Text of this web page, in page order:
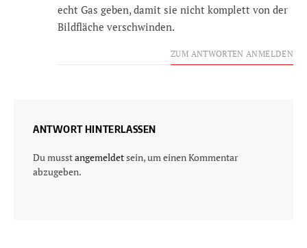
echt Gas geben, damit sie nicht komplett von der
Bildfläche verschwinden.
ZUM ANTWORTEN ANMELDEN
ANTWORT HINTERLASSEN
Du musstangemeldetsein, um einen Kommentar
abzugeben.